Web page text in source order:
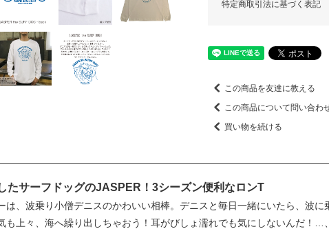
特定商取引法に基づく表記
この商品を友達に教える
この商品について問い合わ
買い物を続ける
たサーフドッグのJASPER！3シーズン便利なロンT
は、波乗り小僧デニスのかわいい相棒。デニスと毎日一緒にいたら、波に
も上々、海へ繰り出しちゃおう！耳がびしょ濡れでも気にしないんだ！…